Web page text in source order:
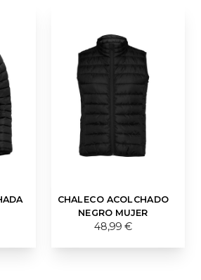
CHALECO ACOLCHADO
NEGRO MUJER
48,99 €